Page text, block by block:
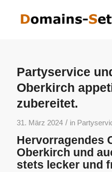
Partyservice
Oberkirch
zubereitet.
31. März 2024 / in
Hervorragendes
Oberkirch und
stets lecker und